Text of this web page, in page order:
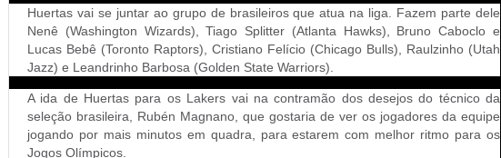
Huertas vai se juntar ao grupo de brasileiros que atua na liga. Fazem parte dele
Nenê (Washington Wizards), Tiago Splitter (Atlanta Hawks), Bruno Caboclo e
Lucas Bebê (Toronto Raptors), Cristiano Felício (Chicago Bulls), Raulzinho (Utah
Jazz) e Leandrinho Barbosa (Golden State Warriors).
A ida de Huertas para os Lakers vai na contramão dos desejos do técnico da
seleção brasileira, Rubén Magnano, que gostaria de ver os jogadores da equipe
jogando por mais minutos em quadra, para estarem com melhor ritmo para os
Jogos Olímpicos.